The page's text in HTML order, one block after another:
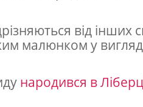
від інших
малюнком у вигляді
народився в